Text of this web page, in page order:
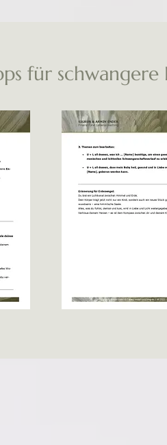
für schwangere